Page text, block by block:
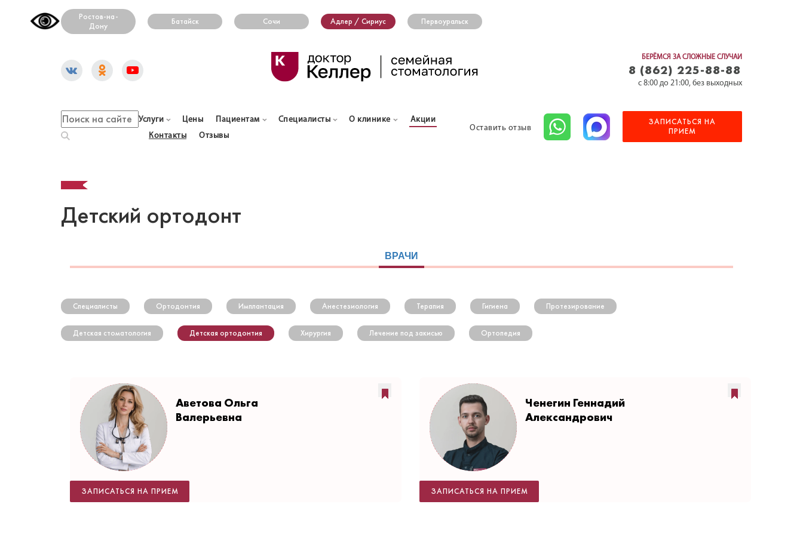
Ростов-на-
Дону
Батайск Сочи Адлер / Сириус Первоуральск
БЕРЁМСЯ ЗА СЛОЖНЫЕ СЛУЧАИ
8 (862) 225-88-88⁣⁣
c 8:00 до 21:00, без выходных
Услуги Цены Пациентам Специалисты О клинике
Акции
Контакты
Отзывы
Оставить отзыв
ЗАПИСАТЬСЯ НА
ПРИЕМ
Детский ортодонт
ВРАЧИ
Специалисты Ортодонтия Имплантация Анестезиология Терапия Гигиена Протезирование
Детская стоматология Детская ортодонтия Хирургия Лечение под закисью Ортопедия
Аветова Ольга
Валерьевна
ЗАПИСАТЬСЯ НА ПРИЕМ
Ченегин Геннадий
Александрович
ЗАПИСАТЬСЯ НА ПРИЕМ